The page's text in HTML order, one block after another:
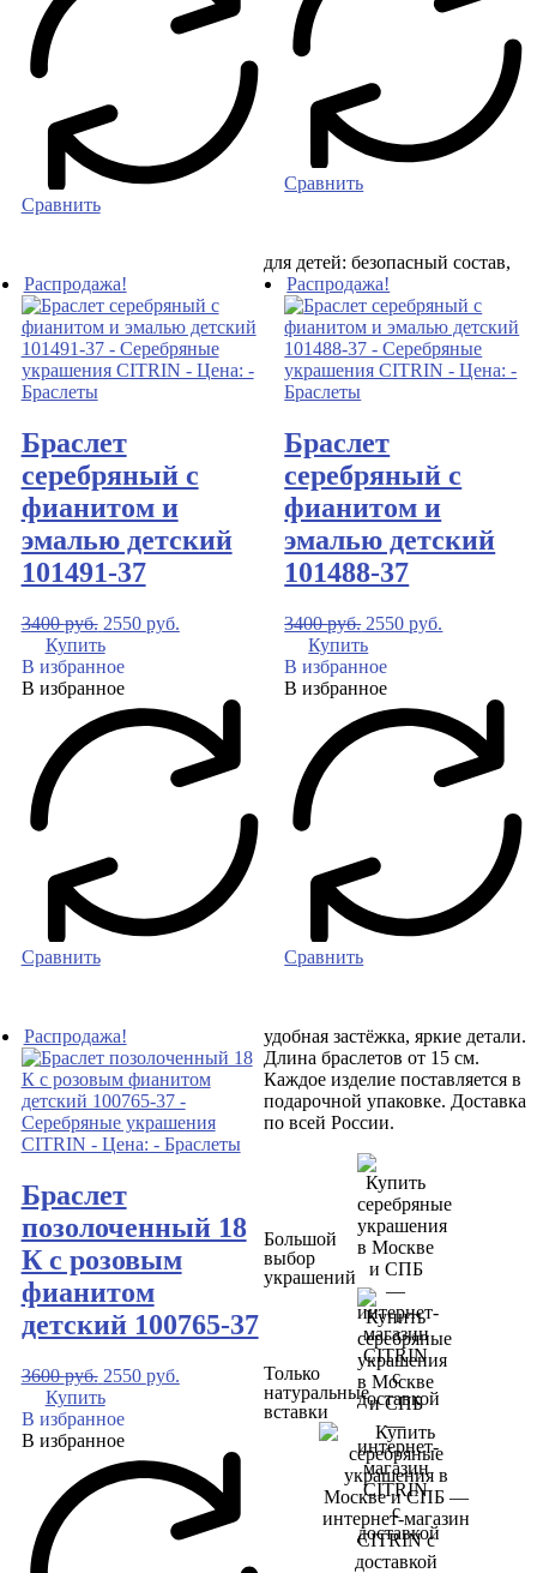
Сравнить
Сравнить
Распродажа!
Браслет
серебряный с
фианитом и
эмалью детский
101491-37
3400руб. 2550 руб.
Купить
В избранное
В избранное
Сравнить
Распродажа!
Браслет
серебряный с
фианитом и
эмалью детский
101488-37
3400руб. 2550руб.
Купить
В избранное
В избранное
Сравнить
Распродажа!
Браслет
позолоченный 18
К с розовым
фианитом
детский 100765-37
3600руб. 2550 руб.
Купить
В избранное
В избранное
для детей: безопасный состав,
удобная застёжка, яркие детали.
Длина браслетов от 15 см.
Каждое изделие поставляется в
подарочной упаковке. Доставка
по всей России.
Большой
выбор
украшений
Только
натуральные
вставки